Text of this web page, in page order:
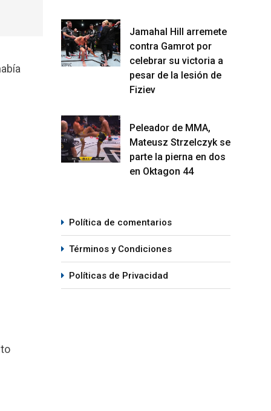
Jamahal Hill arremete
contra Gamrot por
celebrar su victoria a
pesar de la lesión de
Fiziev
Peleador de MMA,
Mateusz Strzelczyk se
parte la pierna en dos
en Oktagon 44
Política de comentarios
Términos y Condiciones
Políticas de Privacidad